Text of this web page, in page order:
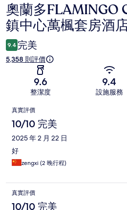
評
價
奧蘭多FLAMINGO
鎮中心萬楓套房酒
9.4 完美
5,358 則評價
9.6
整潔度
9.4
設施服務
評
價
真實評價
10/10 完美
2025 年 2 月 22 日
好
zengxi (2 晚行程)
真實評價
10/10 完美